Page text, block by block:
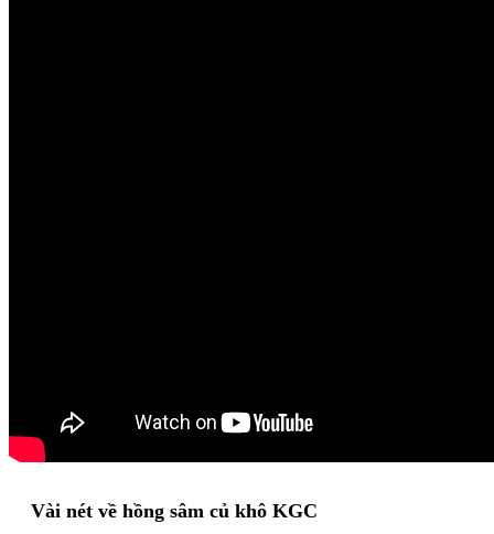
Vài nét về hồng sâm củ khô KGC